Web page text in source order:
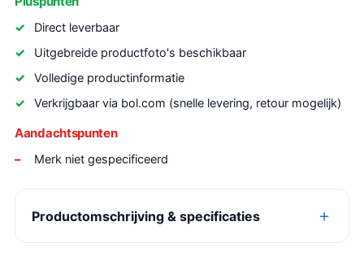
Direct leverbaar
Uitgebreide productfoto's beschikbaar
Volledige productinformatie
Verkrijgbaar via bol.com (snelle levering, retour mogelijk)
Aandachtspunten
Merk niet gespecificeerd
Productomschrijving & specificaties